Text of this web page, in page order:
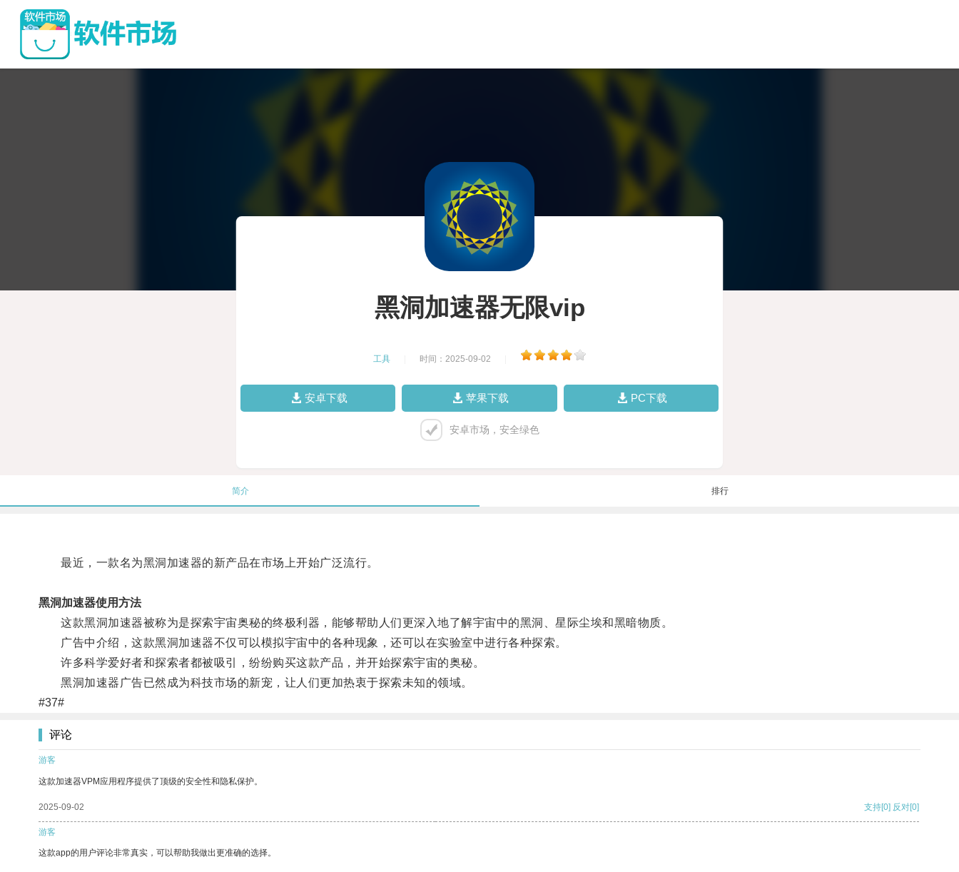
黑洞加速器无限vip
工具 时间：2025-09-02
安卓下载 苹果下载 PC下载
安卓市场，安全绿色
简介 排行
最近，一款名为黑洞加速器的新产品在市场上开始广泛流行。
黑洞加速器使用方法
这款黑洞加速器被称为是探索宇宙奥秘的终极利器，能够帮助人们更深入地了解宇宙中的黑洞、星际尘埃和黑暗物质。
广告中介绍，这款黑洞加速器不仅可以模拟宇宙中的各种现象，还可以在实验室中进行各种探索。
许多科学爱好者和探索者都被吸引，纷纷购买这款产品，并开始探索宇宙的奥秘。
黑洞加速器广告已然成为科技市场的新宠，让人们更加热衷于探索未知的领域。
#37#
评论
游客
这款加速器VPM应用程序提供了顶级的安全性和隐私保护。
2025-09-02 支持[0] 反对[0]
游客
这款app的用户评论非常真实，可以帮助我做出更准确的选择。